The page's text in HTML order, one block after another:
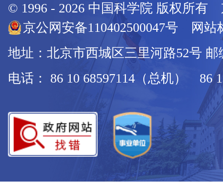
© 1996 - 2026 中国科学院 版权所有
京公网安备110402500047号 网站
地址：北京市西城区三里河路52号 邮
电话： 86 10 68597114（总机） 86